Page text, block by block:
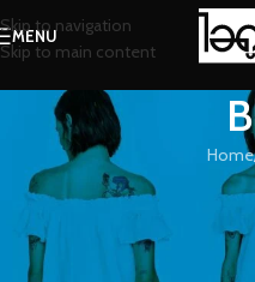
Skip to navigation
Skip to main content
MENU
Home
ส
วิธีเพิ่มความ
ประโยชน์ของก